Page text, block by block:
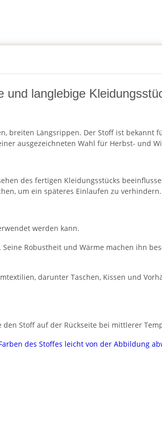
langlebige
breiten Längsrippen. Der Stoff ist bekannt
ausgezeichneten Wahl für Herbst- und
des fertigen Kleidungsstücks
um ein späteres Einlaufen zu verhindern.
werden kann.
Robustheit und Wärme machen ihn
darunter Taschen, Kissen und
Stoff auf der Rückseite bei mittlerer
des Stoffes leicht von der Abbildung